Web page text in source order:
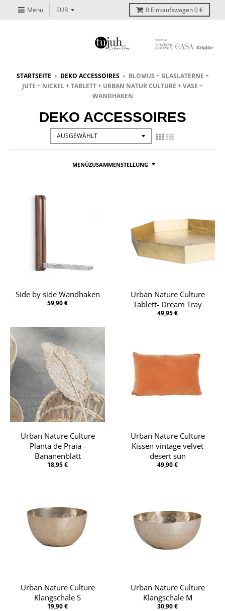
Menü 0 Einkaufswagen0 €
STARTSEITE › DEKO ACCESSOIRES › BLOMUS + GLASLATERNE +
JUTE + NICKEL + TABLETT + URBAN NATUR CULTURE + VASE +
WANDHAKEN
DEKO ACCESSOIRES
MENÜZUSAMMENSTELLUNG
Side by side Wandhaken
59,90 €
Urban Nature Culture
Tablett- Dream Tray
49,95 €
Urban Nature Culture
Planta de Praia -
Bananenblatt
18,95 €
Urban Nature Culture
Kissen vintage velvet
desert sun
49,90 €
Urban Nature Culture
Klangschale S
19,90 €
Urban Nature Culture
Klangschale M
30,90 €